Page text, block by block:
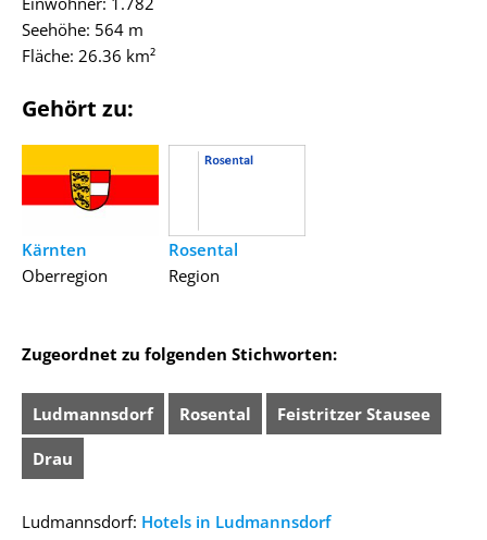
Seehöhe: 564 m
Fläche: 26.36 km²
Gehört zu:
Kärnten
Oberregion
Rosental
Region
Zugeordnet zu folgenden Stichworten:
Ludmannsdorf Rosental Feistritzer Stausee
Drau
Ludmannsdorf: Hotels in Ludmannsdorf